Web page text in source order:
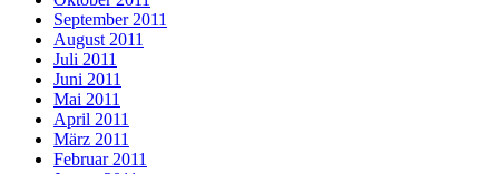
September 2011
August 2011
Juli 2011
Juni 2011
Mai 2011
April 2011
März 2011
Februar 2011